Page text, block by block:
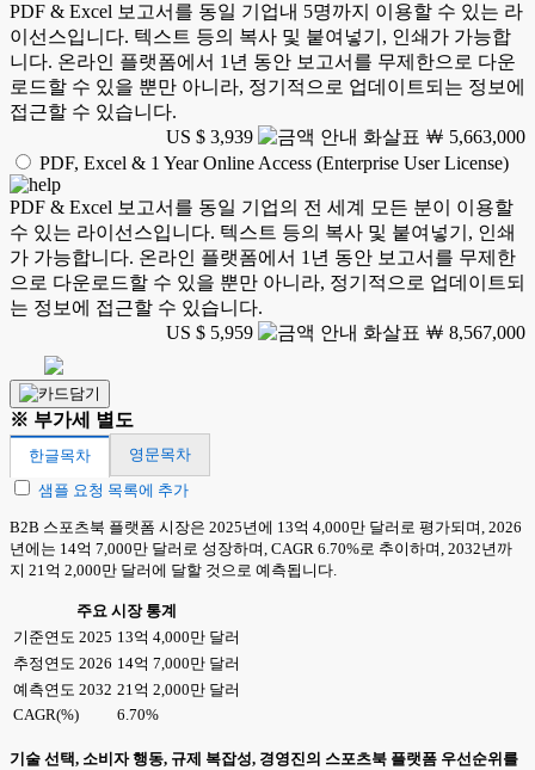
PDF & Excel 보고서를 동일 기업내 5명까지 이용할 수 있는 라
이선스입니다. 텍스트 등의 복사 및 붙여넣기, 인쇄가 가능합
니다. 온라인 플랫폼에서 1년 동안 보고서를 무제한으로 다운
로드할 수 있을 뿐만 아니라, 정기적으로 업데이트되는 정보에
접근할 수 있습니다.
US $ 3,939
￦ 5,663,000
PDF, Excel & 1 Year Online Access (Enterprise User License)
PDF & Excel 보고서를 동일 기업의 전 세계 모든 분이 이용할
수 있는 라이선스입니다. 텍스트 등의 복사 및 붙여넣기, 인쇄
가 가능합니다. 온라인 플랫폼에서 1년 동안 보고서를 무제한
으로 다운로드할 수 있을 뿐만 아니라, 정기적으로 업데이트되
는 정보에 접근할 수 있습니다.
US $ 5,959
￦ 8,567,000
※ 부가세 별도
한글목차
영문목차
샘플 요청 목록에 추가
B2B 스포츠북 플랫폼 시장은 2025년에 13억 4,000만 달러로 평가되며, 2026
년에는 14억 7,000만 달러로 성장하며, CAGR 6.70%로 추이하며, 2032년까
지 21억 2,000만 달러에 달할 것으로 예측됩니다.
주요 시장 통계
기준연도 2025 13억 4,000만 달러
추정연도 2026 14억 7,000만 달러
예측연도 2032 21억 2,000만 달러
CAGR(%)
6.70%
기술 선택, 소비자 행동, 규제 복잡성, 경영진의 스포츠북 플랫폼 우선순위를